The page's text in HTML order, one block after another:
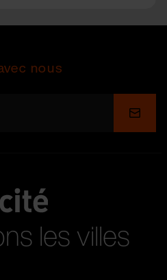
nous
les villes